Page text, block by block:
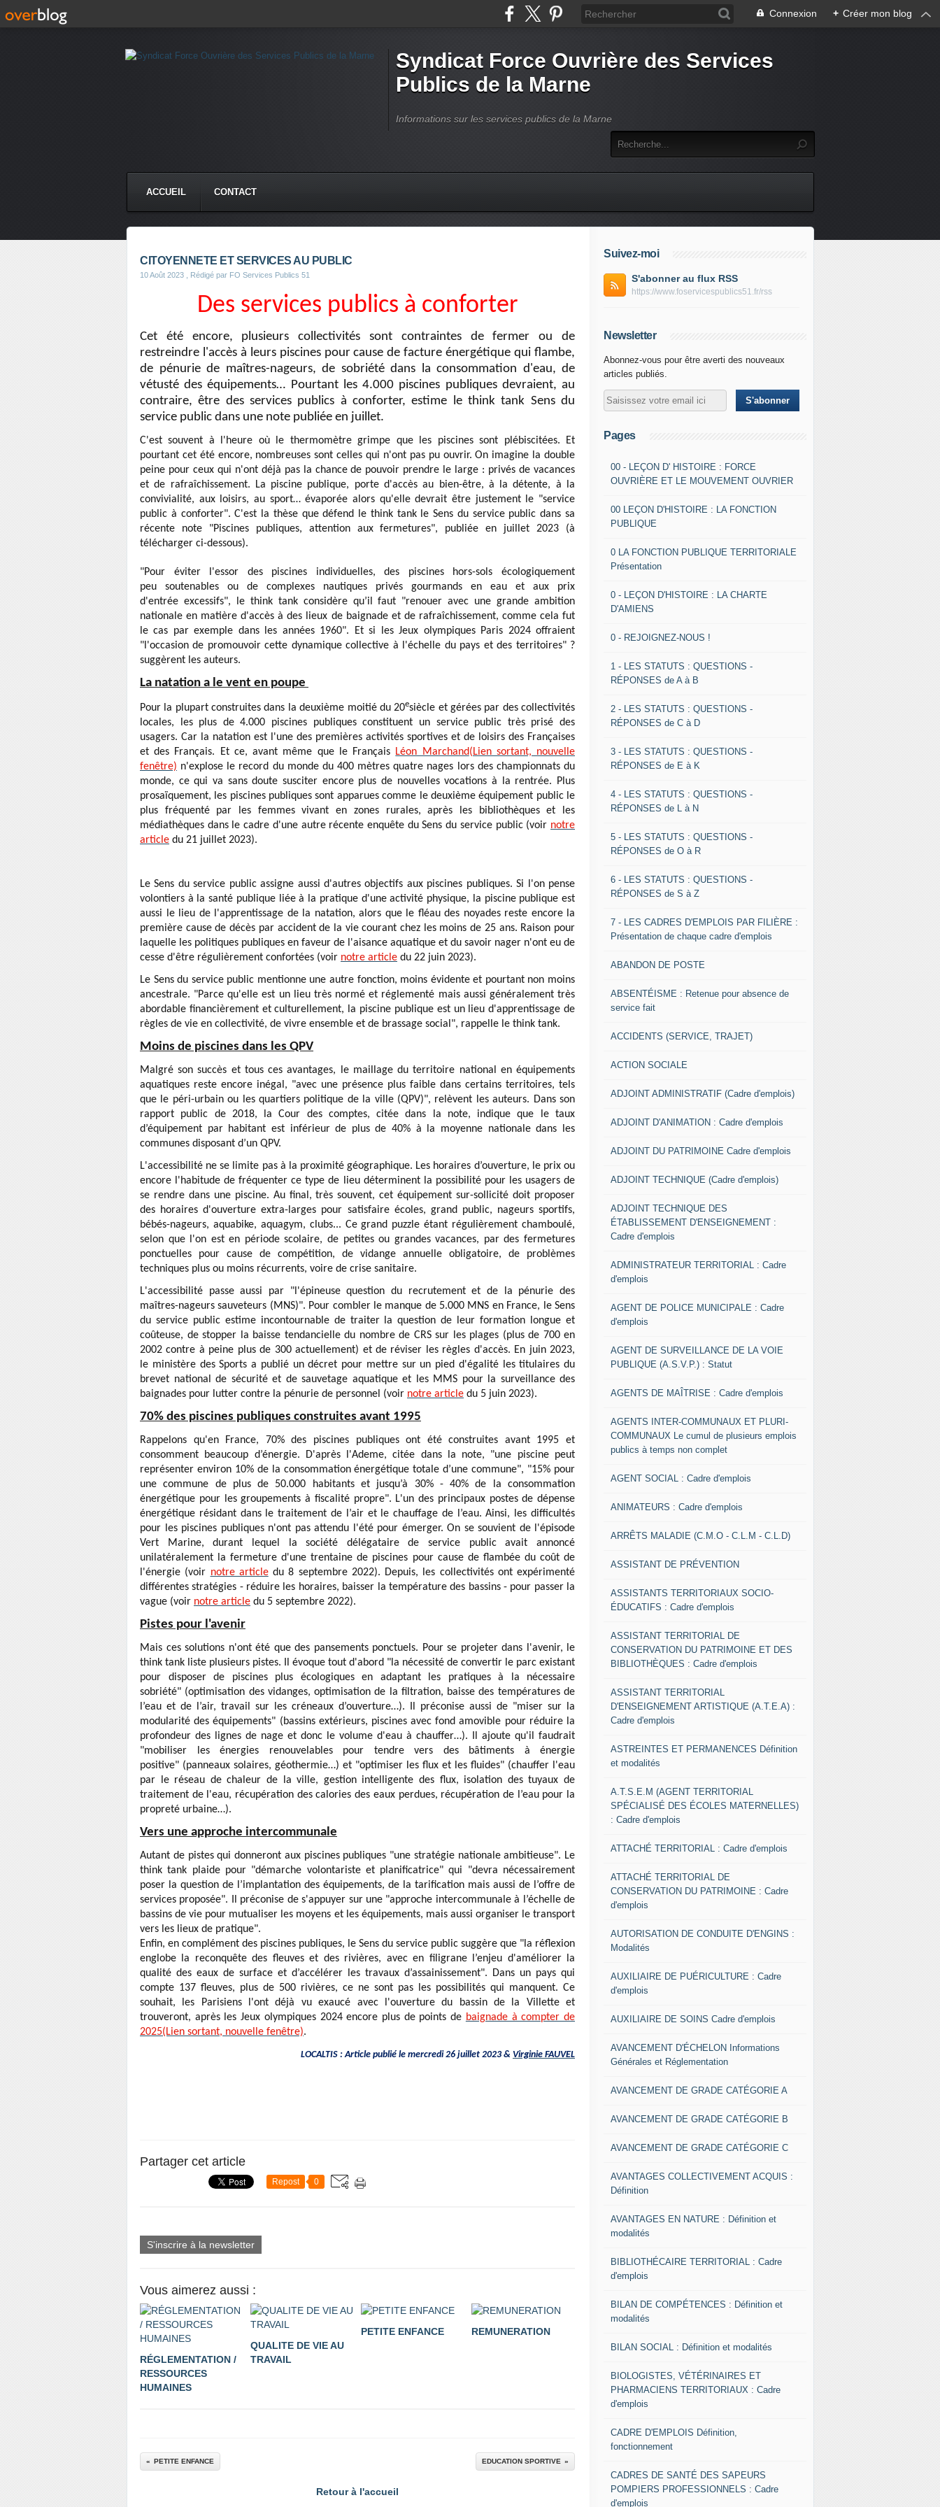
Connexion + Créer mon blog
Syndicat Force Ouvrière des Services
Publics de la Marne
Informations sur les services publics de la Marne
ACCUEIL CONTACT
CITOYENNETE ET SERVICES AU PUBLIC
10 Août 2023 , Rédigé par FO Services Publics 51
Des services publics à conforter
Cet été encore, plusieurs collectivités sont contraintes de fermer ou de
restreindre l'accès à leurs piscines pour cause de facture énergétique qui flambe,
de pénurie de maîtres-nageurs, de sobriété dans la consommation d'eau, de
vétusté des équipements… Pourtant les 4.000 piscines publiques devraient, au
contraire, être des services publics à conforter, estime le think tank Sens du
service public dans une note publiée en juillet.
C'est souvent à l'heure où le thermomètre grimpe que les piscines sont plébiscitées. Et
pourtant cet été encore, nombreuses sont celles qui n'ont pas pu ouvrir. On imagine la double
peine pour ceux qui n'ont déjà pas la chance de pouvoir prendre le large : privés de vacances
et de rafraîchissement. La piscine publique, porte d'accès au bien-être, à la détente, à la
convivialité, aux loisirs, au sport… évaporée alors qu'elle devrait être justement le "service
public à conforter". C'est la thèse que défend le think tank le Sens du service public dans sa
récente note "Piscines publiques, attention aux fermetures", publiée en juillet 2023 (à
télécharger ci-dessous).
"Pour éviter l'essor des piscines individuelles, des piscines hors-sols écologiquement
peu
soutenables ou de complexes nautiques privés gourmands en eau et aux prix
d'entrée excessifs", le think tank considère qu’il faut "renouer avec une grande ambition
nationale en matière d'accès à des lieux de baignade et de rafraîchissement, comme cela fut
le cas par exemple dans les années 1960". Et si les Jeux olympiques Paris 2024 offraient
"l'occasion de promouvoir cette dynamique collective à l'échelle du pays et des territoires" ?
suggèrent les auteurs.
La natation a le vent en poupe
Pour la plupart construites dans la deuxième moitié du 20esiècle et gérées par des collectivités
locales, les plus de 4.000 piscines publiques constituent un service public très prisé des
usagers. Car la natation est l'une des premières activités sportives et de loisirs des Françaises
et des Français. Et ce, avant même que le Français Léon Marchand(Lien sortant, nouvelle
fenêtre) n'explose le record du monde du 400 mètres quatre nages lors des championnats du
monde, ce qui va sans doute susciter encore plus de nouvelles vocations à la rentrée. Plus
prosaïquement, les piscines publiques sont apparues comme le deuxième équipement public le
plus fréquenté par les femmes vivant en zones rurales, après les bibliothèques et les
médiathèques dans le cadre d'une autre récente enquête du Sens du service public (voir notre
article du 21 juillet 2023).
Le Sens du service public assigne aussi d'autres objectifs aux piscines publiques. Si l'on pense
volontiers à la santé publique liée à la pratique d'une activité physique, la piscine publique est
aussi le lieu de l'apprentissage de la natation, alors que le fléau des noyades reste encore la
première cause de décès par accident de la vie courant chez les moins de 25 ans. Raison pour
laquelle les politiques publiques en faveur de l'aisance aquatique et du savoir nager n'ont eu de
cesse d'être régulièrement confortées (voir notre article du 22 juin 2023).
Le Sens du service public mentionne une autre fonction, moins évidente et pourtant non moins
ancestrale. "Parce qu'elle est un lieu très normé et réglementé mais aussi généralement très
abordable financièrement et culturellement, la piscine publique est un lieu d'apprentissage de
règles de vie en collectivité, de vivre ensemble et de brassage social", rappelle le think tank.
Moins de piscines dans les QPV
Malgré son succès et tous ces avantages, le maillage du territoire national en équipements
aquatiques reste encore inégal, "avec une présence plus faible dans certains territoires, tels
que le péri-urbain ou les quartiers politique de la ville (QPV)", relèvent les auteurs. Dans son
rapport public de 2018, la Cour des comptes, citée dans la note, indique que le taux
d’équipement par habitant est inférieur de plus de 40% à la moyenne nationale dans les
communes disposant d’un QPV.
L'accessibilité ne se limite pas à la proximité géographique. Les horaires d’ouverture, le prix ou
encore l'habitude de fréquenter ce type de lieu déterminent la possibilité pour les usagers de
se rendre dans une piscine. Au final, très souvent, cet équipement sur-sollicité doit proposer
des horaires d'ouverture extra-larges pour satisfaire écoles, grand public, nageurs sportifs,
bébés-nageurs, aquabike, aquagym, clubs... Ce grand puzzle étant régulièrement chamboulé,
selon que l'on est en période scolaire, de petites ou grandes vacances, par des fermetures
ponctuelles pour cause de compétition, de vidange annuelle obligatoire, de problèmes
techniques plus ou moins récurrents, voire de crise sanitaire.
L'accessibilité passe aussi par "l'épineuse question du recrutement et de la pénurie des
maîtres-nageurs sauveteurs (MNS)". Pour combler le manque de 5.000 MNS en France, le Sens
du service public estime incontournable de traiter la question de leur formation longue et
coûteuse, de stopper la baisse tendancielle du nombre de CRS sur les plages (plus de 700 en
2002 contre à peine plus de 300 actuellement) et de réviser les règles d'accès. En juin 2023,
le ministère des Sports a publié un décret pour mettre sur un pied d'égalité les titulaires du
brevet national de sécurité et de sauvetage aquatique et les MMS pour la surveillance des
baignades pour lutter contre la pénurie de personnel (voir notre article du 5 juin 2023).
70% des piscines publiques construites avant 1995
Rappelons qu'en France, 70% des piscines publiques ont été construites avant 1995 et
consomment beaucoup d’énergie. D'après l'Ademe, citée dans la note, "une piscine peut
représenter environ 10% de la consommation énergétique totale d’une commune", "15% pour
une commune de plus de 50.000 habitants et jusqu’à 30% - 40% de la consommation
énergétique pour les groupements à fiscalité propre". L'un des principaux postes de dépense
énergétique résidant dans le traitement de l’air et le chauffage de l’eau. Ainsi, les difficultés
pour les piscines publiques n'ont pas attendu l'été pour émerger. On se souvient de l'épisode
Vert Marine, durant lequel la société délégataire de service public avait annoncé
unilatéralement la fermeture d'une trentaine de piscines pour cause de flambée du coût de
l'énergie (voir notre articledu 8 septembre 2022). Depuis, les collectivités ont expérimenté
différentes stratégies - réduire les horaires, baisser la température des bassins - pour passer la
vague (voir notre article du 5 septembre 2022).
Pistes pour l'avenir
Mais ces solutions n'ont été que des pansements ponctuels. Pour se projeter dans l'avenir, le
think tank liste plusieurs pistes. Il évoque tout d'abord "la nécessité de convertir le parc existant
pour disposer de piscines plus écologiques en adaptant les pratiques à la nécessaire
sobriété" (optimisation des vidanges, optimisation de la filtration, baisse des températures de
l’eau et de l’air, travail sur les créneaux d’ouverture…). Il préconise aussi de "miser sur la
modularité des équipements" (bassins extérieurs, piscines avec fond amovible pour réduire la
profondeur des lignes de nage et donc le volume d'eau à chauffer…). Il ajoute qu'il faudrait
"mobiliser les énergies renouvelables pour tendre vers des bâtiments à énergie
positive" (panneaux solaires, géothermie…) et "optimiser les flux et les fluides" (chauffer l'eau
par le réseau de chaleur de la ville, gestion intelligente des flux, isolation des tuyaux de
traitement de l'eau, récupération des calories des eaux perdues, récupération de l’eau pour la
propreté urbaine…).
Vers une approche intercommunale
Autant de pistes qui donneront aux piscines publiques "une stratégie nationale ambitieuse". Le
think tank plaide pour "démarche volontariste et planificatrice" qui "devra nécessairement
poser la question de l’implantation des équipements, de la tarification mais aussi de l’offre de
services proposée". Il préconise de s'appuyer sur une "approche intercommunale à l’échelle de
bassins de vie pour mutualiser les moyens et les équipements, mais aussi organiser le transport
vers les lieux de pratique".
Enfin, en complément des piscines publiques, le Sens du service public suggère que "la réflexion
englobe la reconquête des fleuves et des rivières, avec en filigrane l’enjeu d'améliorer la
qualité des eaux de surface et d’accélérer les travaux d’assainissement". Dans un pays qui
compte 137 fleuves, plus de 500 rivières, ce ne sont pas les possibilités qui manquent. Ce
souhait, les Parisiens l'ont déjà vu exaucé avec l'ouverture du bassin de la Villette et
trouveront, après les Jeux olympiques 2024 encore plus de points de baignade à compter de
2025(Lien sortant, nouvelle fenêtre).
LOCALTIS : Article publié le mercredi 26 juillet 2023 & Virginie FAUVEL
Partager cet article
Repost 0
S'inscrire à la newsletter
Vous aimerez aussi :
RÉGLEMENTATION /
RESSOURCES
HUMAINES
QUALITE DE VIE AU
TRAVAIL
PETITE ENFANCE REMUNERATION
PETITE ENFANCE EDUCATION SPORTIVE
Retour à l'accueil
Suivez-moi
S'abonner au flux RSS
https://www.foservicespublics51.fr/rss
Newsletter
Abonnez-vous pour être averti des nouveaux
articles publiés.
Pages
00 - LEÇON D' HISTOIRE : FORCE
OUVRIÈRE ET LE MOUVEMENT OUVRIER
00 LEÇON D'HISTOIRE : LA FONCTION
PUBLIQUE
0 LA FONCTION PUBLIQUE TERRITORIALE
Présentation
0 - LEÇON D'HISTOIRE : LA CHARTE
D'AMIENS
0 - REJOIGNEZ-NOUS !
1 - LES STATUTS : QUESTIONS -
RÉPONSES de A à B
2 - LES STATUTS : QUESTIONS -
RÉPONSES de C à D
3 - LES STATUTS : QUESTIONS -
RÉPONSES de E à K
4 - LES STATUTS : QUESTIONS -
RÉPONSES de L à N
5 - LES STATUTS : QUESTIONS -
RÉPONSES de O à R
6 - LES STATUTS : QUESTIONS -
RÉPONSES de S à Z
7 - LES CADRES D'EMPLOIS PAR FILIÈRE :
Présentation de chaque cadre d'emplois
ABANDON DE POSTE
ABSENTÉISME : Retenue pour absence de
service fait
ACCIDENTS (SERVICE, TRAJET)
ACTION SOCIALE
ADJOINT ADMINISTRATIF (Cadre d'emplois)
ADJOINT D'ANIMATION : Cadre d'emplois
ADJOINT DU PATRIMOINE Cadre d'emplois
ADJOINT TECHNIQUE (Cadre d'emplois)
ADJOINT TECHNIQUE DES
ÉTABLISSEMENT D'ENSEIGNEMENT :
Cadre d'emplois
ADMINISTRATEUR TERRITORIAL : Cadre
d'emplois
AGENT DE POLICE MUNICIPALE : Cadre
d'emplois
AGENT DE SURVEILLANCE DE LA VOIE
PUBLIQUE (A.S.V.P.) : Statut
AGENTS DE MAÎTRISE : Cadre d'emplois
AGENTS INTER-COMMUNAUX ET PLURI-
COMMUNAUX Le cumul de plusieurs emplois
publics à temps non complet
AGENT SOCIAL : Cadre d'emplois
ANIMATEURS : Cadre d'emplois
ARRÊTS MALADIE (C.M.O - C.L.M - C.L.D)
ASSISTANT DE PRÉVENTION
ASSISTANTS TERRITORIAUX SOCIO-
ÉDUCATIFS : Cadre d'emplois
ASSISTANT TERRITORIAL DE
CONSERVATION DU PATRIMOINE ET DES
BIBLIOTHÈQUES : Cadre d'emplois
ASSISTANT TERRITORIAL
D'ENSEIGNEMENT ARTISTIQUE (A.T.E.A) :
Cadre d'emplois
ASTREINTES ET PERMANENCES Définition
et modalités
A.T.S.E.M (AGENT TERRITORIAL
SPÉCIALISÉ DES ÉCOLES MATERNELLES)
: Cadre d'emplois
ATTACHÉ TERRITORIAL : Cadre d'emplois
ATTACHÉ TERRITORIAL DE
CONSERVATION DU PATRIMOINE : Cadre
d'emplois
AUTORISATION DE CONDUITE D'ENGINS :
Modalités
AUXILIAIRE DE PUÉRICULTURE : Cadre
d'emplois
AUXILIAIRE DE SOINS Cadre d'emplois
AVANCEMENT D'ÉCHELON Informations
Générales et Réglementation
AVANCEMENT DE GRADE CATÉGORIE A
AVANCEMENT DE GRADE CATÉGORIE B
AVANCEMENT DE GRADE CATÉGORIE C
AVANTAGES COLLECTIVEMENT ACQUIS :
Définition
AVANTAGES EN NATURE : Définition et
modalités
BIBLIOTHÉCAIRE TERRITORIAL : Cadre
d'emplois
BILAN DE COMPÉTENCES : Définition et
modalités
BILAN SOCIAL : Définition et modalités
BIOLOGISTES, VÉTÉRINAIRES ET
PHARMACIENS TERRITORIAUX : Cadre
d'emplois
CADRE D'EMPLOIS Définition,
fonctionnement
CADRES DE SANTÉ DES SAPEURS
POMPIERS PROFESSIONNELS : Cadre
d'emplois